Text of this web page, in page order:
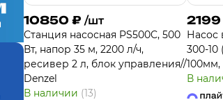
10850 ₽ /шт
Станция насосная PS500C, 500
Вт, напор 35 м, 2200 л/ч,
ресивер 2 л, блок управления//
Denzel
В наличии (13)
2199
Насос
300-10
100мм,
В